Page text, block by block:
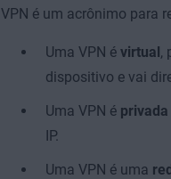
VPN é um acrônimo para
Uma VPN é virtual,
dispositivo e vai
Uma VPN é privada
IP.
Uma VPN é uma